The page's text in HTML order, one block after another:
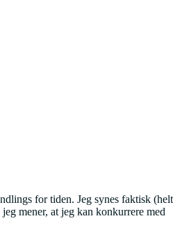
for tiden. Jeg synes faktisk (helt
mener, at jeg kan konkurrere med